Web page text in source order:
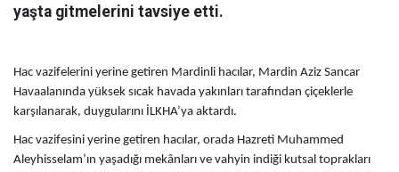
yaşta gitmelerini tavsiye etti.
Hac vazifelerini yerine getiren Mardinli hacılar, Mardin Aziz Sancar
Havaalanında yüksek sıcak havada yakınları tarafından çiçeklerle
karşılanarak, duygularını İLKHA’ya aktardı.
Hac vazifesini yerine getiren hacılar, orada Hazreti Muhammed
Aleyhisselam’ın yaşadığı mekânları ve vahyin indiği kutsal toprakları